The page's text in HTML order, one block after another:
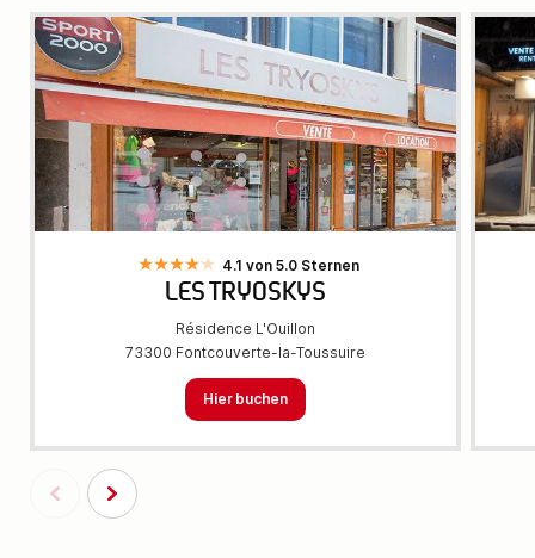
4.1 von 5.0 Sternen
LES TRYOSKYS
Résidence L'Ouillon
73300 Fontcouverte-la-Toussuire
Hier buchen